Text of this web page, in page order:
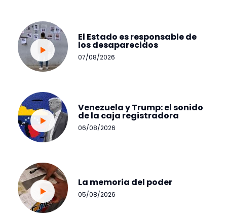
El Estado es responsable de
los desaparecidos
07/08/2026
Venezuela y Trump: el sonido
de la caja registradora
06/08/2026
La memoria del poder
05/08/2026